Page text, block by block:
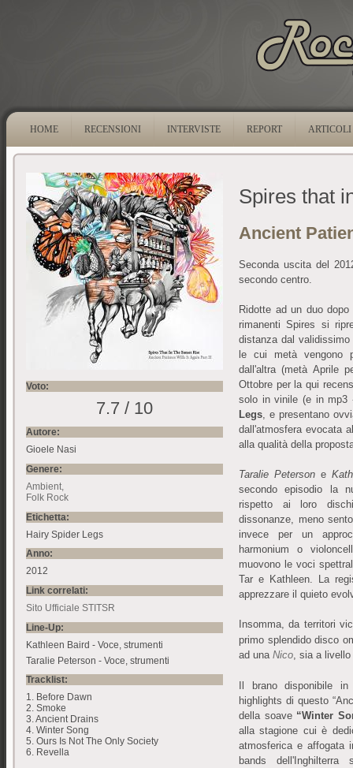
HOME RECENSIONI INTERVISTE REPORT ARTICOLI
Voto:
7.7 / 10
Autore:
Gioele Nasi
Genere:
Ambient
Folk Rock
Etichetta:
Hairy Spider Legs
Anno:
2012
Link correlati:
Sito Ufficiale STITSR
Line-Up:
Kathleen Baird - Voce, strumenti
Taralie Peterson - Voce, strumenti
Tracklist:
1. Before Dawn
2. Smoke
3. Ancient Drains
4. Winter Song
5. Ours Is Not The Only Society
6. Revella
Spires that
Ancient
Seconda uscita del
secondo centro.
Ridotte ad un duo
rimanenti Spires si
distanza dal validissimo
le cui metà vengono
dall'altra (metà Aprile
Ottobre per la qui
solo in vinile (e in
Legs, e presentano
dall'atmosfera evocata
alla qualità della
Taralie Petersone
secondo episodio la
rispetto ai loro
dissonanze, meno
invece per un
harmonium o
muovono le voci
Tar e Kathleen. La
apprezzare il quieto
Insomma, da territori
primo splendido disco
ad una Nico, sia a
Il brano disponibile
highlights di questo
della soave “Winter
alla stagione cui è
atmosferica e affogata
bands dell'Inghilterra